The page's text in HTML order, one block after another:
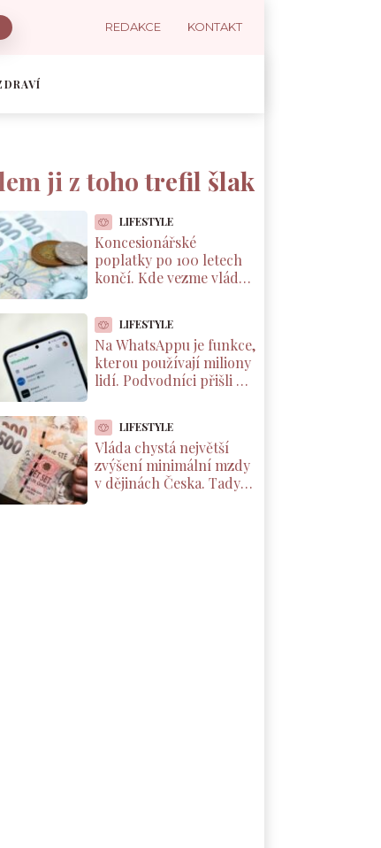
REDAKCE KONTAKT
ji z toho trefil šlak
LIFESTYLE
Koncesionářské
poplatky po 100 letech
končí. Kde vezme vláda
Schillerová
LIFESTYLE
Na WhatsAppu je funkce,
kterou používají miliony
lidí. Podvodníci přišli na
chaty
LIFESTYLE
Vláda chystá největší
zvýšení minimální mzdy
v dějinách Česka. Tady je